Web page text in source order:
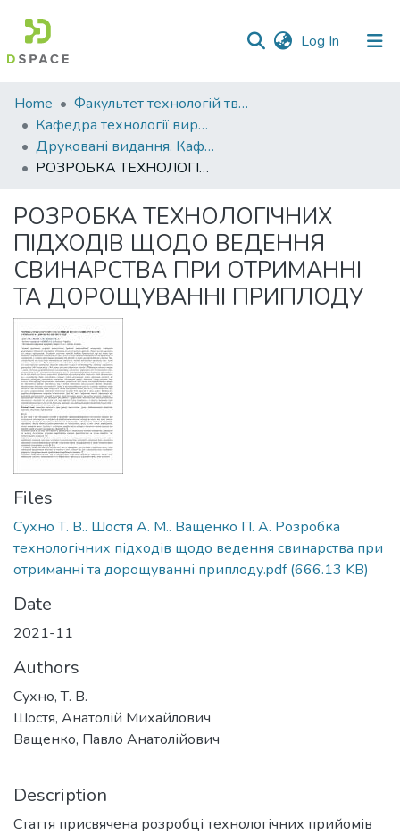
Log In (current)
Communities
&
Collections
Statistics
Home
Факультет технологій тваринництва та продовольства
Кафедра технології виробництва продукції тваринництва
Друковані видання. Кафедра технології виробництва продукції тваринництва
РОЗРОБКА ТЕХНОЛОГІЧНИХ ПІДХОДІВ ЩОДО ВЕДЕННЯ СВИНАРСТВА ПРИ ОТРИМАННІ ТА ДОРОЩУВАННІ ПРИПЛОДУ
РОЗРОБКА ТЕХНОЛОГІЧНИХ
ПІДХОДІВ ЩОДО ВЕДЕННЯ
СВИНАРСТВА ПРИ ОТРИМАННІ
ТА ДОРОЩУВАННІ ПРИПЛОДУ
Files
Сухно Т. В.. Шостя А. М.. Ващенко П. А. Розробка
технологічних підходів щодо ведення свинарства при
отриманні та дорощуванні приплоду.pdf(666.13 KB)
Date
2021-11
Authors
Сухно, Т. В.
Шостя, Анатолій Михайлович
Ващенко, Павло Анатолійович
Description
Стаття присвячена розробці технологічних прийомів